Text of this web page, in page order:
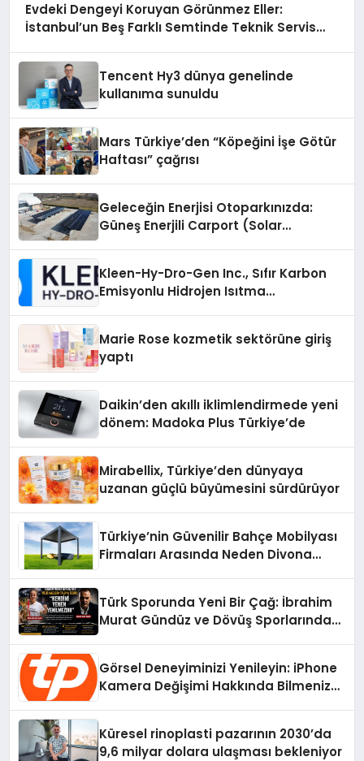
Evdeki Dengeyi Koruyan Görünmez Eller:
İstanbul’un Beş Farklı Semtinde Teknik Servis
Tencent Hy3 dünya genelinde
kullanıma sunuldu
Mars Türkiye’den “Köpeğini İşe Götür
Haftası” çağrısı
Geleceğin Enerjisi Otoparkınızda:
Güneş Enerjili Carport (Solar
Kleen-Hy-Dro-Gen Inc., Sıfır Karbon
Emisyonlu Hidrojen Isıtma
Marie Rose kozmetik sektörüne giriş
yaptı
Daikin’den akıllı iklimlendirmede yeni
dönem: Madoka Plus Türkiye’de
Mirabellix, Türkiye’den dünyaya
uzanan güçlü büyümesini sürdürüyor
Türkiye’nin Güvenilir Bahçe Mobilyası
Firmaları Arasında Neden Divona
Türk Sporunda Yeni Bir Çağ: İbrahim
Murat Gündüz ve Dövüş Sporlarında
Görsel Deneyiminizi Yenileyin: iPhone
Kamera Değişimi Hakkında Bilmeniz
Küresel rinoplasti pazarının 2030’da
9,6 milyar dolara ulaşması bekleniyor